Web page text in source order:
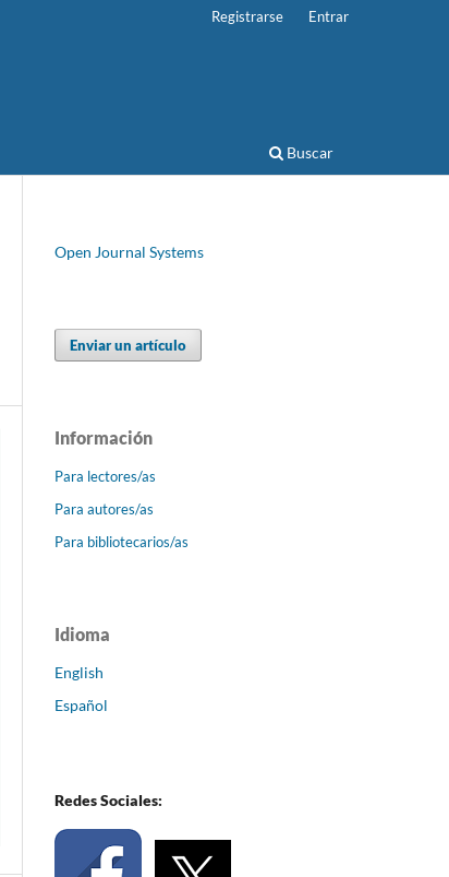
Buscar
Registrarse Entrar
Open Journal Systems
Enviar un artículo
Información
Para lectores/as
Para autores/as
Para bibliotecarios/as
Idioma
English
Español
Redes Sociales: